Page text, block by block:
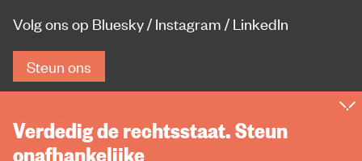
Volg ons op Bluesky/ Instagram / LinkedIn
Steun ons
Verdedig de rechtsstaat. Steun
onafhankelijke